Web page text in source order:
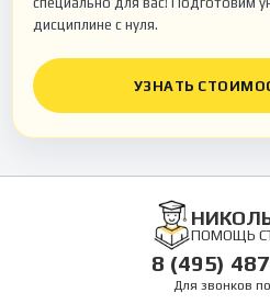
дисциплине с нуля.
УЗНАТЬ
ПОМОЩЬ
8 (495)
Для звонков